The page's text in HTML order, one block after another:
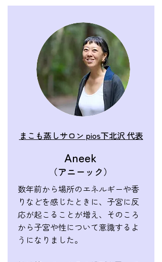
まこも蒸しサロン pios下北沢 代表
Aneek
（アニーック）
数年前から場所のエネルギーや香
りなどを感じたときに、子宮に反
応が起こることが増え、そのころ
から子宮や性について意識するよ
うになりました。